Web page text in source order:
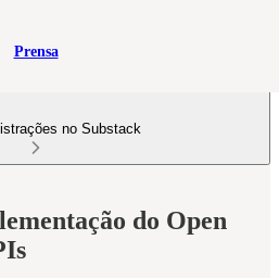
Prensa
no Substack
do Open